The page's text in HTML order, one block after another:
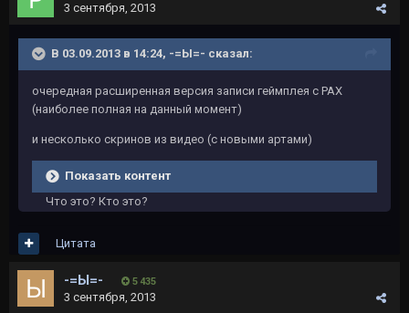
3 сентября, 2013
В 03.09.2013 в 14:24, -=Ы=- сказал:
очередная расширенная версия записи геймплея с PAX
(наиболее полная на данный момент)
и несколько скринов из видео (с новыми артами)
Показать контент
Что это? Кто это?
Цитата
-=Ы=- 5 435
3 сентября, 2013